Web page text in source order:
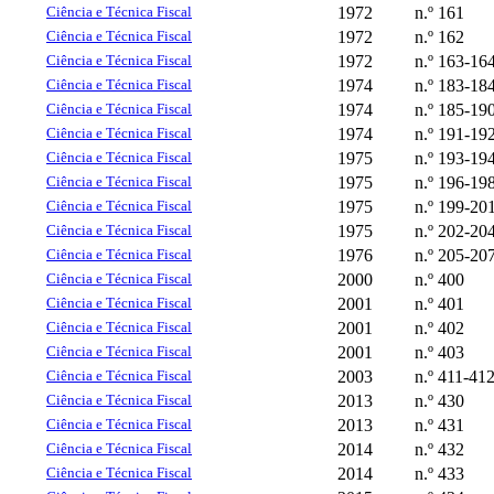
Ciência e Técnica Fiscal 1972 n.º 161
Ciência e Técnica Fiscal 1972 n.º 162
Ciência e Técnica Fiscal 1972 n.º 163-
Ciência e Técnica Fiscal 1974 n.º 183-
Ciência e Técnica Fiscal 1974 n.º 185-
Ciência e Técnica Fiscal 1974 n.º 191-192
Ciência e Técnica Fiscal 1975 n.º 193-
Ciência e Técnica Fiscal 1975 n.º 196-
Ciência e Técnica Fiscal 1975 n.º 199-201
Ciência e Técnica Fiscal 1975 n.º 202-
Ciência e Técnica Fiscal 1976 n.º 205-
Ciência e Técnica Fiscal 2000 n.º 400
Ciência e Técnica Fiscal 2001 n.º 401
Ciência e Técnica Fiscal 2001 n.º 402
Ciência e Técnica Fiscal 2001 n.º 403
Ciência e Técnica Fiscal 2003 n.º 411-412
Ciência e Técnica Fiscal 2013 n.º 430
Ciência e Técnica Fiscal 2013 n.º 431
Ciência e Técnica Fiscal 2014 n.º 432
Ciência e Técnica Fiscal 2014 n.º 433